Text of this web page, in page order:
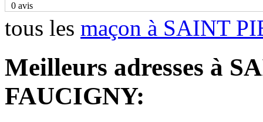
0 avis
tous les maçon à SAINT
Meilleurs adresses à
FAUCIGNY: